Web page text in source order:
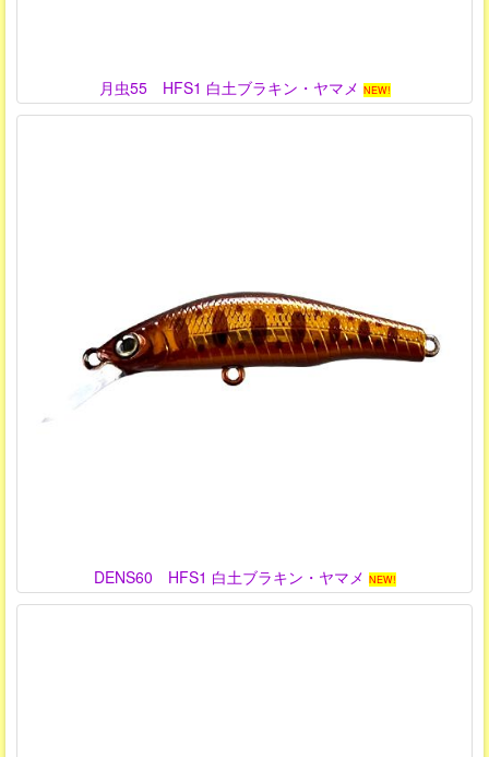
月虫55 HFS1 白土ブラキン・ヤマメ NEW!
DENS60 HFS1 白土ブラキン・ヤマメ NEW!